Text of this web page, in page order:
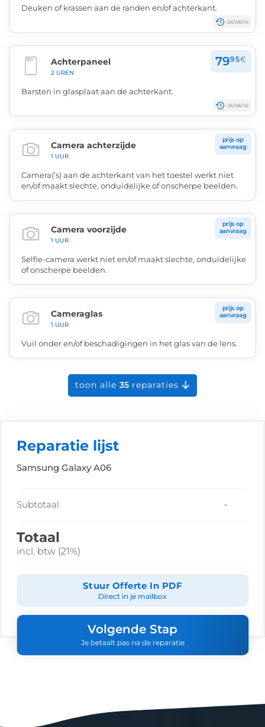
Deuken of krassen aan de randen en/of achterkant.
06/08/26
Achterpaneel
2 UREN
7995€
Barsten in glasplaat aan de achterkant.
06/08/26
Camera achterzijde
1 UUR
prijs op
aanvraag
Camera(’s) aan de achterkant van het toestel werkt niet
en/of maakt slechte, onduidelijke of onscherpe beelden.
Camera voorzijde
1 UUR
prijs op
aanvraag
Selfie-camera werkt niet en/of maakt slechte, onduidelijke
of onscherpe beelden.
Cameraglas
1 UUR
prijs op
aanvraag
Vuil onder en/of beschadigingen in het glas van de lens.
toon alle 35 reparaties
Reparatie lijst
Samsung Galaxy A06
Subtotaal -
Totaal
incl. btw (21%)
Stuur Offerte In PDF
Direct in je mailbox
Volgende Stap
Je betaalt pas na de reparatie